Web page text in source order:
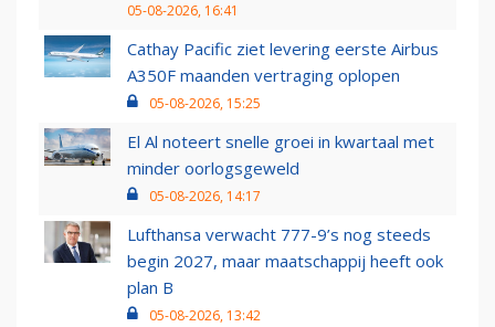
05-08-2026, 16:41
Cathay Pacific ziet levering eerste Airbus
A350F maanden vertraging oplopen
05-08-2026, 15:25
El Al noteert snelle groei in kwartaal met
minder oorlogsgeweld
05-08-2026, 14:17
Lufthansa verwacht 777-9’s nog steeds
begin 2027, maar maatschappij heeft ook
plan B
05-08-2026, 13:42